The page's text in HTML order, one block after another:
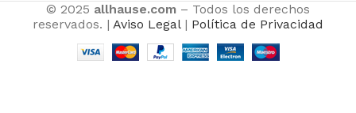
© 2025 allhause.com – Todos los derechos
reservados. | Aviso Legal| Política de Privacidad